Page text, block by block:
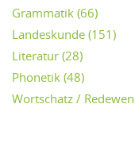
Grammatik (66)
Landeskunde (151)
Literatur (28)
Phonetik (48)
Wortschatz /